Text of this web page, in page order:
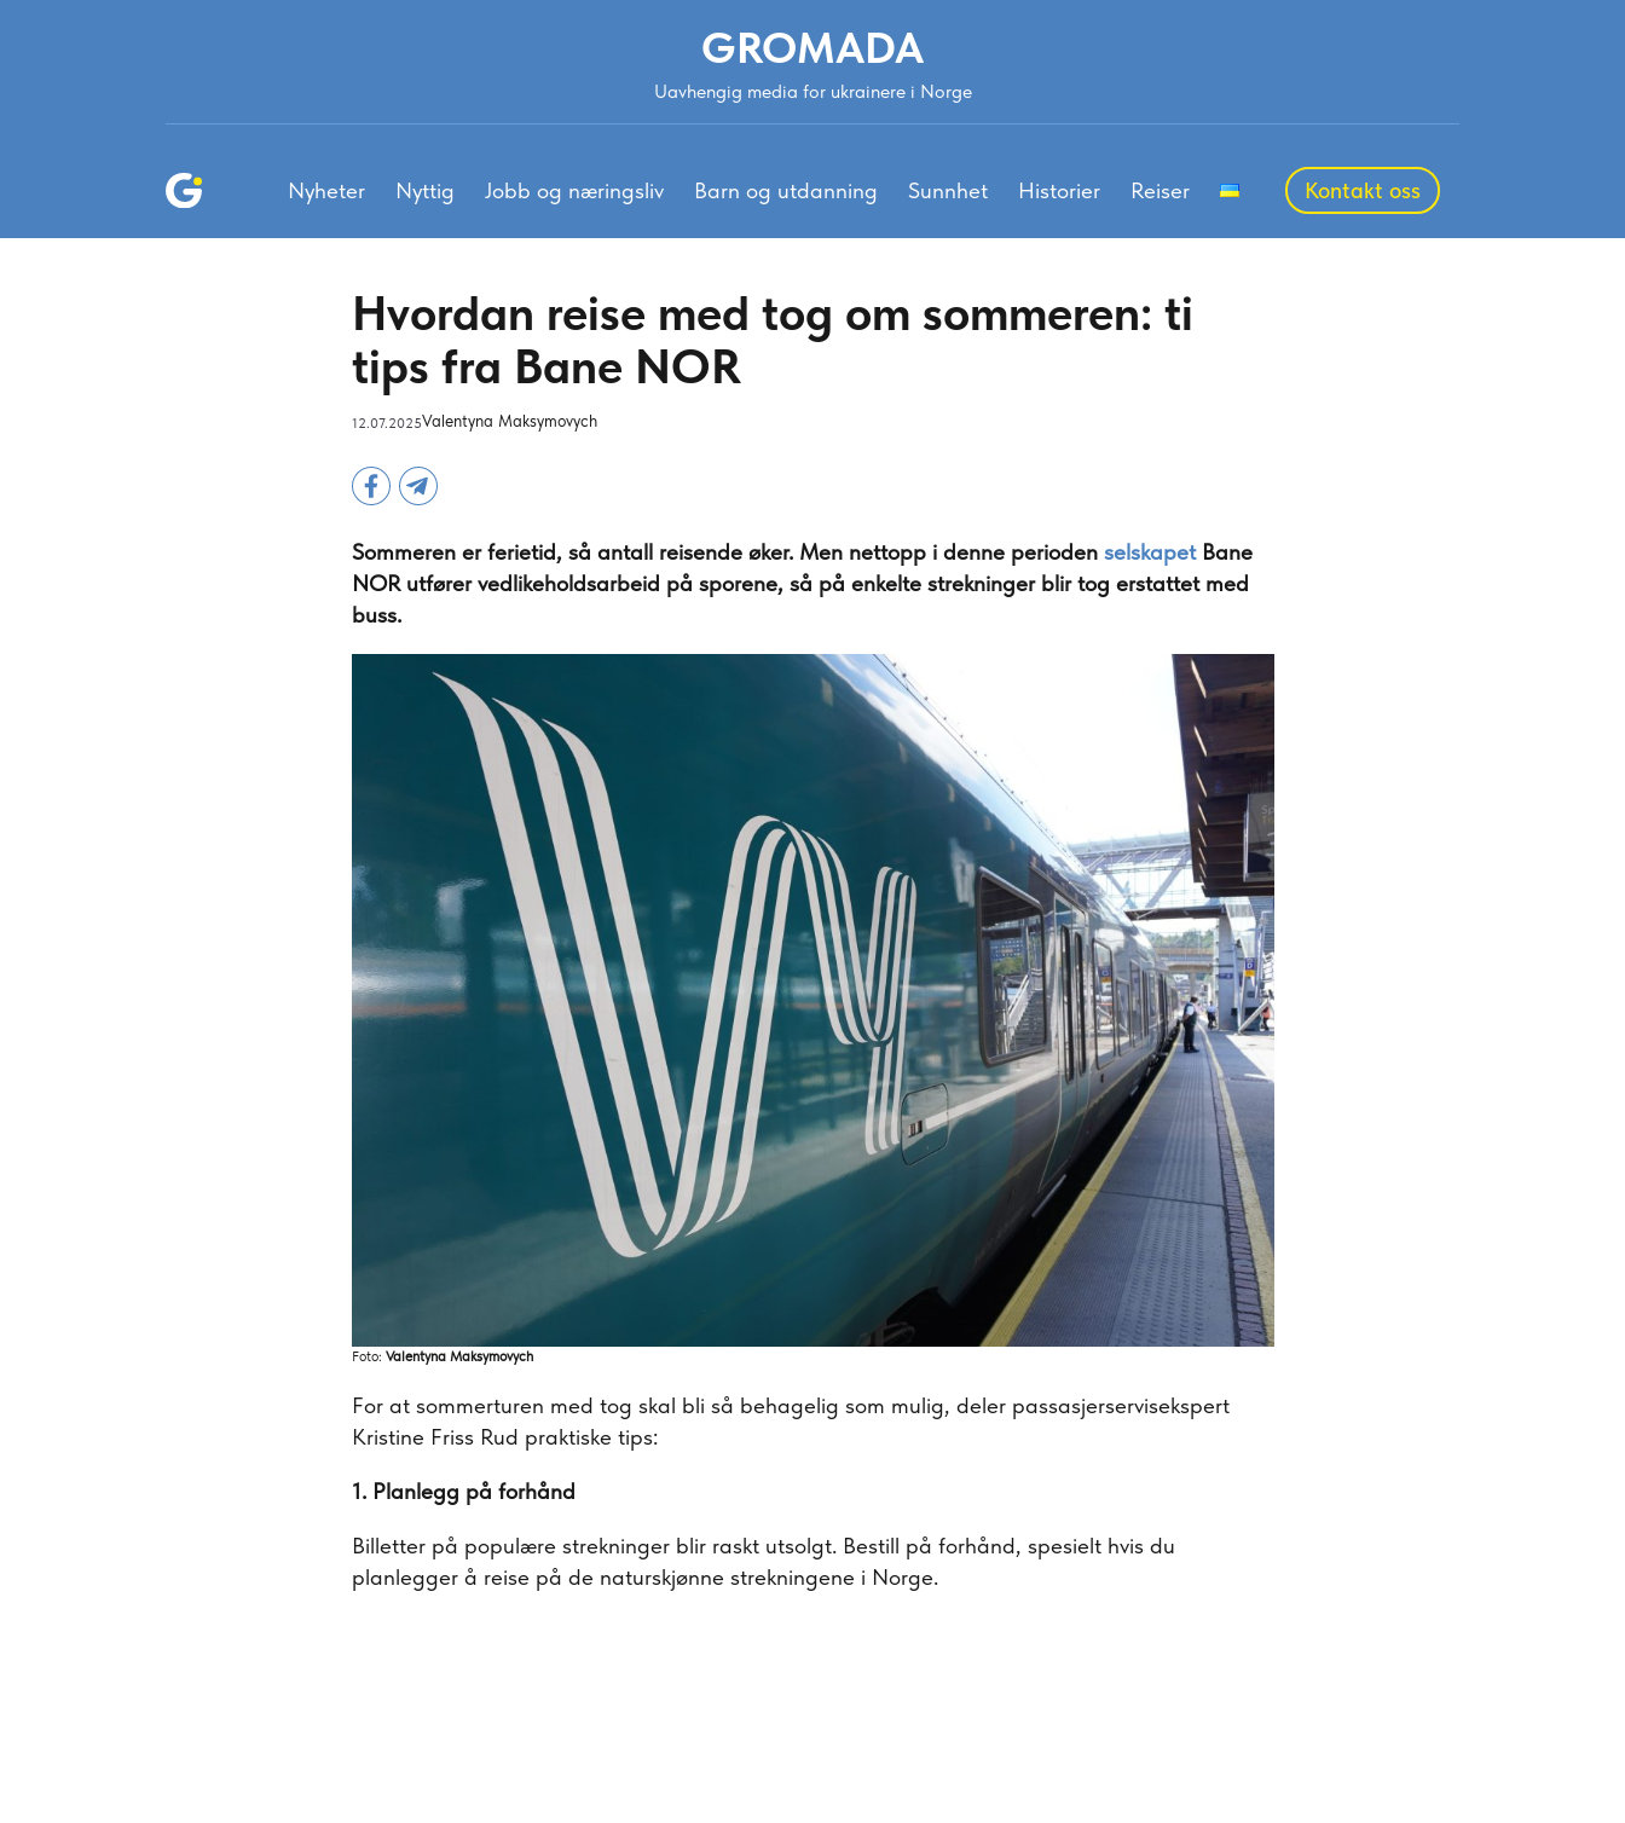
GROMADA
Uavhengig media for ukrainere i Norge
Nyheter Nyttig Jobb og næringsliv Barn og utdanning Sunnhet Historier Reiser Kontakt oss
Hvordan reise med tog om sommeren: ti
tips fra Bane NOR
12.07.2025Valentyna Maksymovych
Sommeren er ferietid, så antall reisende øker. Men nettopp i denne perioden selskapet Bane
NOR utfører vedlikeholdsarbeid på sporene, så på enkelte strekninger blir tog erstattet med
buss.
Foto: Valentyna Maksymovych
For at sommerturen med tog skal bli så behagelig som mulig, deler passasjerservisekspert
Kristine Friss Rud praktiske tips:
1. Planlegg på forhånd
Billetter på populære strekninger blir raskt utsolgt. Bestill på forhånd, spesielt hvis du
planlegger å reise på de naturskjønne strekningene i Norge.